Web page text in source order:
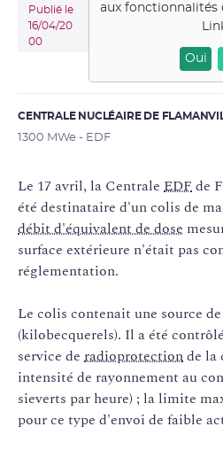
Publié le
16/04/20
00
aux fonctionnalités
Oui
CENTRALE NUCLÉAIRE DE
1300 MWe - EDF
Le 17 avril, la Centrale EDFde
été destinataire d'un colis de
débit d'équivalent de dose
surface extérieure n'était pas
réglementation.
Le colis contenait une source de
(kilobecquerels). Il a été
service de radioprotectionde la
intensité de rayonnement au
sieverts par heure) ; la limite
pour ce type d'envoi de faible